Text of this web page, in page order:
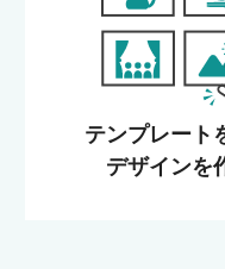
テンプレート
デザインを